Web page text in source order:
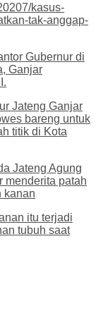
kasus-
tak-anggap-
Gubernur di
Ganjar
Jateng Ganjar
bareng untuk
titik di Kota
Jateng Agung
menderita patah
kanan
itu terjadi
tubuh saat